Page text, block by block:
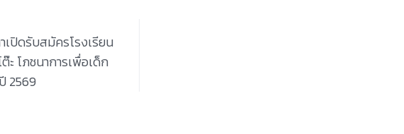
เปิดรับสมัครโรงเรียน
ต๊ะ โภชนาการเพื่อเด็ก
2569